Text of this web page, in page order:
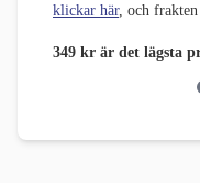
klickar här, och
349 kr är det lägsta